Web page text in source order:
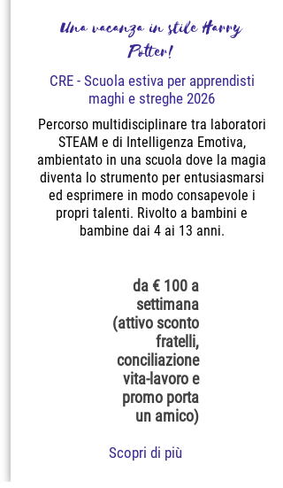
Una vacanza in stile Harry
Potter!
CRE - Scuola estiva per apprendisti
maghi e streghe 2026
Percorso multidisciplinare tra laboratori
STEAM e di Intelligenza Emotiva,
ambientato in una scuola dove la magia
diventa lo strumento per entusiasmarsi
ed esprimere in modo consapevole i
propri talenti. Rivolto a bambini e
bambine dai 4 ai 13 anni.
da € 100 a
settimana
(attivo sconto
fratelli,
conciliazione
vita-lavoro e
promo porta
un amico)
Scopri di più